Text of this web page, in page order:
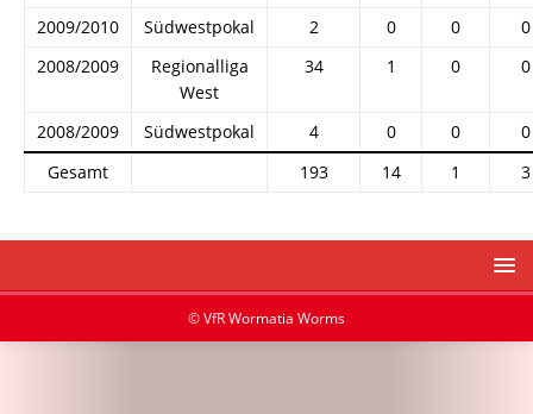
2009/2010
Südwestpokal 2 0 0
0
2008/2009
Regionalliga
West
34 1 0 0
2008/2009 Südwestpokal 4 0 0
0
Gesamt
193 14 1 3
© VfR Wormatia Worms